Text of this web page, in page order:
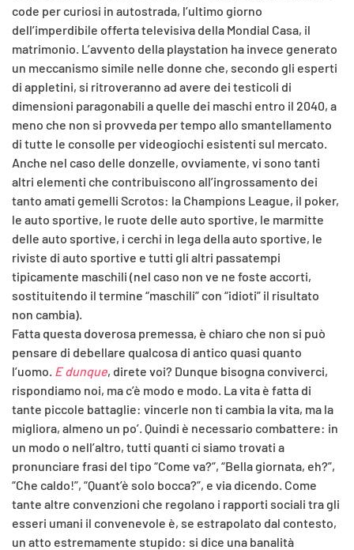
code per curiosi in autostrada, l’ultimo giorno
dell’imperdibile offerta televisiva della Mondial Casa, il
matrimonio. L’avvento della playstation ha invece generato
un meccanismo simile nelle donne che, secondo gli esperti
di appletini, si ritroveranno ad avere dei testicoli di
dimensioni paragonabili a quelle dei maschi entro il 2040, a
meno che non si provveda per tempo allo smantellamento
di tutte le consolle per videogiochi esistenti sul mercato.
Anche nel caso delle donzelle, ovviamente, vi sono tanti
altri elementi che contribuiscono all’ingrossamento dei
tanto amati gemelli Scrotos: la Champions League, il poker,
le auto sportive, le ruote delle auto sportive, le marmitte
delle auto sportive, i cerchi in lega della auto sportive, le
riviste di auto sportive e tutti gli altri passatempi
tipicamente maschili (nel caso non ve ne foste accorti,
sostituitendo il termine “maschili” con “idioti” il risultato
non cambia).
Fatta questa doverosa premessa, è chiaro che non si può
pensare di debellare qualcosa di antico quasi quanto
l’uomo. E dunque, direte voi? Dunque bisogna conviverci,
rispondiamo noi, ma c’è modo e modo. La vita è fatta di
tante piccole battaglie: vincerle non ti cambia la vita, ma la
migliora, almeno un po’. Quindi è necessario combattere: in
un modo o nell’altro, tutti quanti ci siamo trovati a
pronunciare frasi del tipo “Come va?”, “Bella giornata, eh?”,
“Che caldo!”, “Quant’è solo bocca?”, e via dicendo. Come
tante altre convenzioni che regolano i rapporti sociali tra gli
esseri umani il convenevole è, se estrapolato dal contesto,
un atto estremamente stupido: si dice una banalità